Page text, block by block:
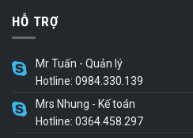
HỖ TRỢ
Mr Tuấn - Quản lý
Hotline: 0984.330.139
Mrs Nhung - Kế toán
Hotline: 0364.458.297